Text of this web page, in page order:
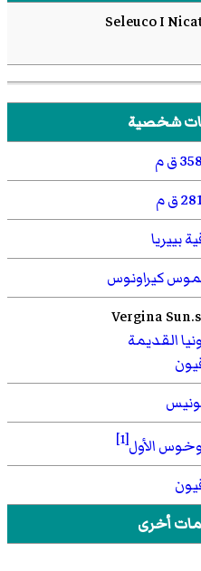
شخصية
358 ق م
ق م
بييريا
كيراونوس
القديمة
الأول[1]
أخرى